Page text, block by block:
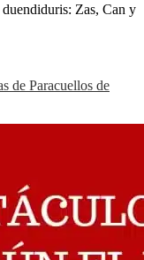
duendiduris: Zas, Can y
de Paracuellos de